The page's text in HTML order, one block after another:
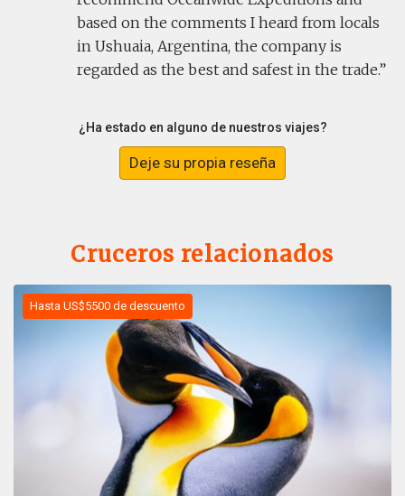
based on the comments I heard from locals
in Ushuaia, Argentina, the company is
regarded as the best and safest in the trade.
¿Ha estado en alguno de nuestros viajes?
Deje su propia reseña
Cruceros relacionados
Hasta US$5500 de descuento